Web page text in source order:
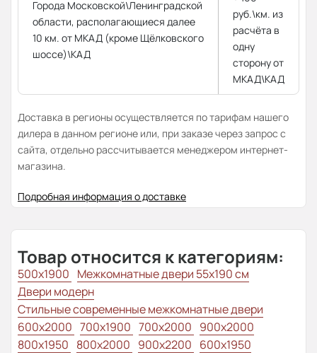
Города Московской\Ленинградской
области, располагающиеся далее
10 км. от МКАД (кроме Щёлковского
шоссе)\КАД
руб.\км. из
расчёта в
одну
сторону от
МКАД\КАД
Доставка в регионы осуществляется по тарифам нашего
дилера в данном регионе или, при заказе через запрос с
сайта, отдельно рассчитывается менеджером интернет-
магазина.
Подробная информация о доставке
Товар относится к категориям:
500x1900 Межкомнатные двери 55х190 см
Двери модерн
Стильные современные межкомнатные двери
600x2000 700x1900 700x2000 900x2000
800х1950 800x2000 900x2200 600x1950